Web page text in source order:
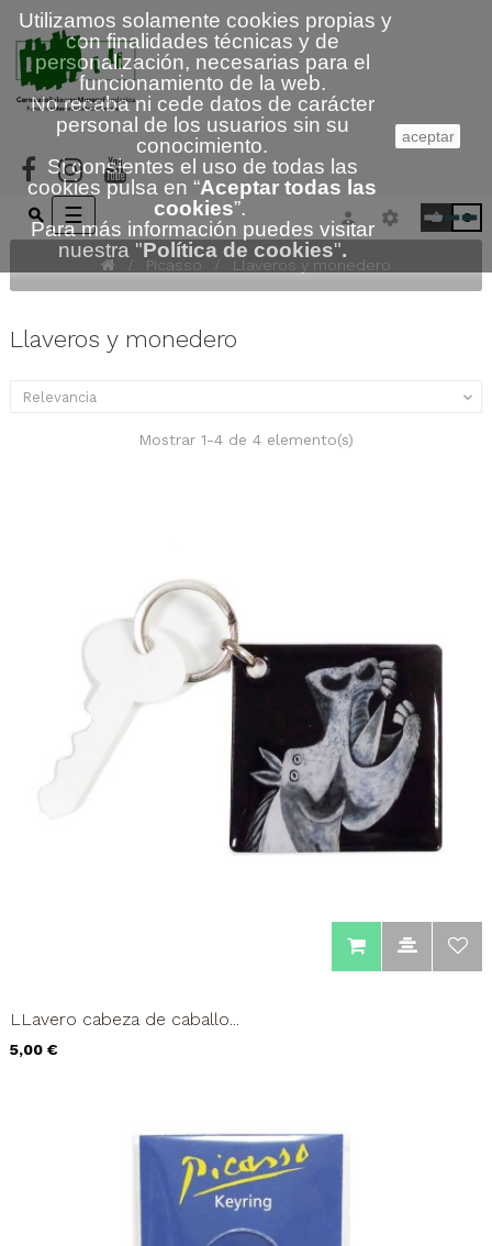
Navegación
de
palanca
☰ 0
Picasso Llaveros y monedero
Llaveros y monedero
Relevancia 
Mostrar 1-4 de 4 elemento(s)
LLavero cabeza de caballo...
Precio
5,00 €
Utilizamos solamente cookies propias y
con finalidades técnicas y de
personalización, necesarias para el
funcionamiento de la web.
No recaba ni cede datos de carácter
personal de los usuarios sin su
conocimiento.
Si consientes el uso de todas las
cookies pulsa en “Aceptar todas las
cookies”.
Para más información puedes visitar
nuestra "Política de cookies".
aceptar